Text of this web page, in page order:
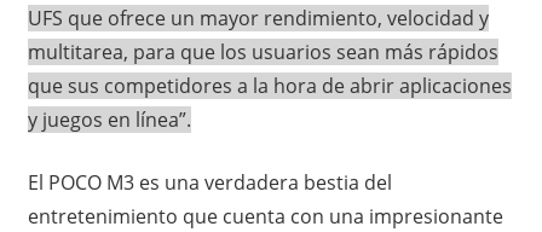
UFS que ofrece un mayor rendimiento, velocidad y
multitarea, para que los usuarios sean más rápidos
que sus competidores a la hora de abrir aplicaciones
y juegos en línea”.
El POCO M3 es una verdadera bestia del
entretenimiento que cuenta con una impresionante